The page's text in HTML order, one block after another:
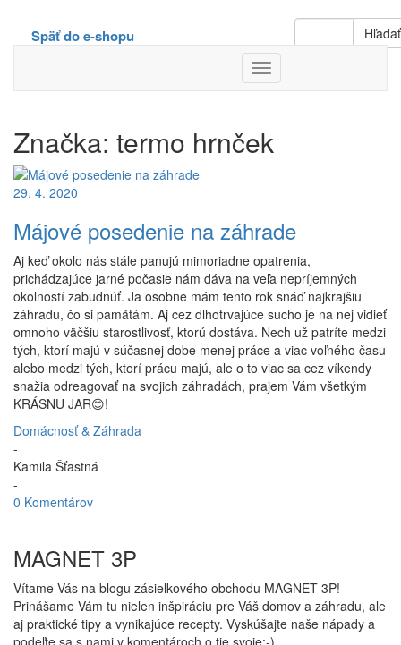
Hľadať
Späť do e-shopu
Toggle
Navigation
Značka: termo hrnček
29. 4. 2020
Májové posedenie na záhrade
Aj keď okolo nás stále panujú mimoriadne opatrenia,
prichádzajúce jarné počasie nám dáva na veľa nepríjemných
okolností zabudnúť. Ja osobne mám tento rok snáď najkrajšiu
záhradu, čo si pamätám. Aj cez dlhotrvajúce sucho je na nej vidieť
omnoho väčšiu starostlivosť, ktorú dostáva. Nech už patríte medzi
tých, ktorí majú v súčasnej dobe menej práce a viac voľného času
alebo medzi tých, ktorí prácu majú, ale o to viac sa cez víkendy
snažia odreagovať na svojich záhradách, prajem Vám všetkým
KRÁSNU JAR😊!
Domácnosť & Záhrada
-
Kamila Šťastná
-
0 Komentárov
MAGNET 3P
Vítame Vás na blogu zásielkového obchodu MAGNET 3P!
Prinášame Vám tu nielen inšpiráciu pre Váš domov a záhradu, ale
aj praktické tipy a vynikajúce recepty. Vyskúšajte naše nápady a
podeľte sa s nami v komentároch o tie svoje:-)